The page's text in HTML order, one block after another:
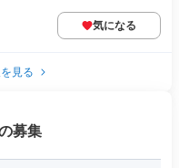
気になる
見る
募集